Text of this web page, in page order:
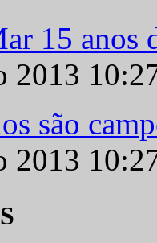
15 anos
2013
são
2013